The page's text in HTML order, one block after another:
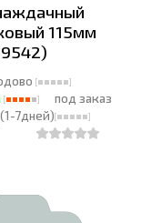
115мм
под заказ
(1-7дней)